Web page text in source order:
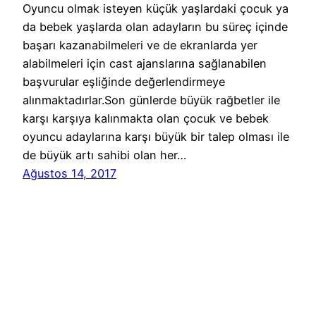
Oyuncu olmak isteyen küçük yaşlardaki çocuk ya
da bebek yaşlarda olan adayların bu süreç içinde
başarı kazanabilmeleri ve de ekranlarda yer
alabilmeleri için cast ajanslarına sağlanabilen
başvurular eşliğinde değerlendirmeye
alınmaktadırlar.Son günlerde büyük rağbetler ile
karşı karşıya kalınmakta olan çocuk ve bebek
oyuncu adaylarına karşı büyük bir talep olması ile
de büyük artı sahibi olan her…
Ağustos 14, 2017